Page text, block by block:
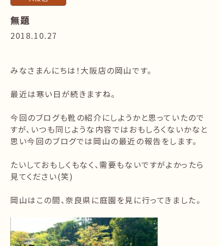
無題
2018.10.27
みなさまんにちは！大阪店の岡山です。
最近は寒い日が続きますね。
今回のブログも靴の紹介にしようかと思っていたので
すが、いつも同じような内容ではおもしろくないかなと
思い今回のブログでは岡山の最近の報告をします。
たいしておもしくもなく、需要もないですがよかったら
見てください(笑)
岡山はこの間、奈良県に庭園を見に行ってきました。